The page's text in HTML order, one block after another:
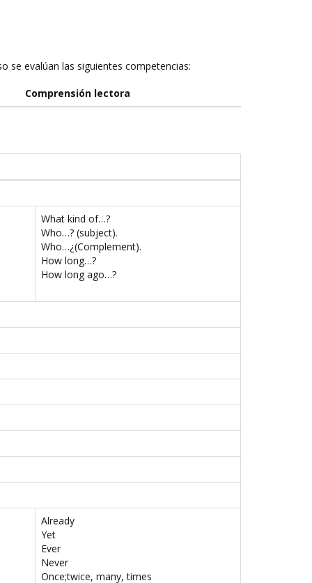
se evalúan las siguientes competencias:
Comprensión lectora
What kind of…?
Who…? (subject).
Who…¿(Complement).
How long…?
How long ago…?
Already
Yet
Ever
Never
Once;twice, many, times